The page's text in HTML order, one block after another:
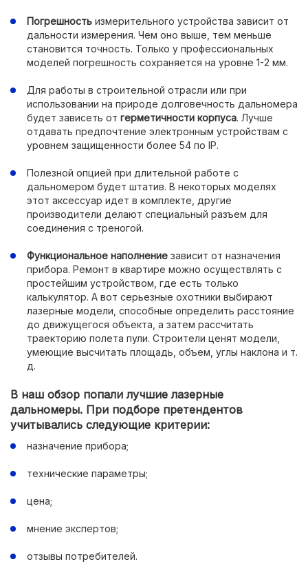
Погрешность измерительного устройства зависит от
дальности измерения. Чем оно выше, тем меньше
становится точность. Только у профессиональных
моделей погрешность сохраняется на уровне 1-2 мм.
Для работы в строительной отрасли или при
использовании на природе долговечность дальномера
будет зависеть от герметичности корпуса. Лучше
отдавать предпочтение электронным устройствам с
уровнем защищенности более 54 по IP.
Полезной опцией при длительной работе с
дальномером будет штатив. В некоторых моделях
этот аксессуар идет в комплекте, другие
производители делают специальный разъем для
соединения с треногой.
Функциональное наполнение зависит от назначения
прибора. Ремонт в квартире можно осуществлять с
простейшим устройством, где есть только
калькулятор. А вот серьезные охотники выбирают
лазерные модели, способные определить расстояние
до движущегося объекта, а затем рассчитать
траекторию полета пули. Строители ценят модели,
умеющие высчитать площадь, объем, углы наклона и т.
д.
В наш обзор попали лучшие лазерные
дальномеры. При подборе претендентов
учитывались следующие критерии:
назначение прибора;
технические параметры;
цена;
мнение экспертов;
отзывы потребителей.